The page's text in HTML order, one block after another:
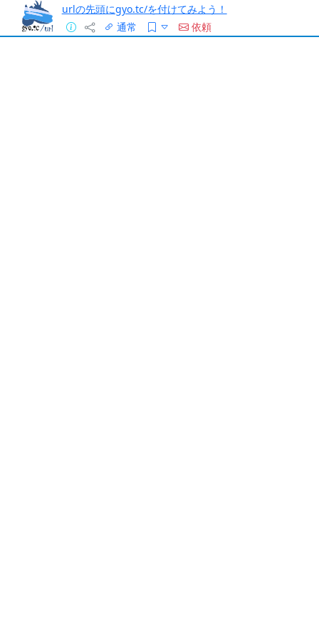
urlの先頭にgyo.tc/を付けてみよう！
通常
依頼